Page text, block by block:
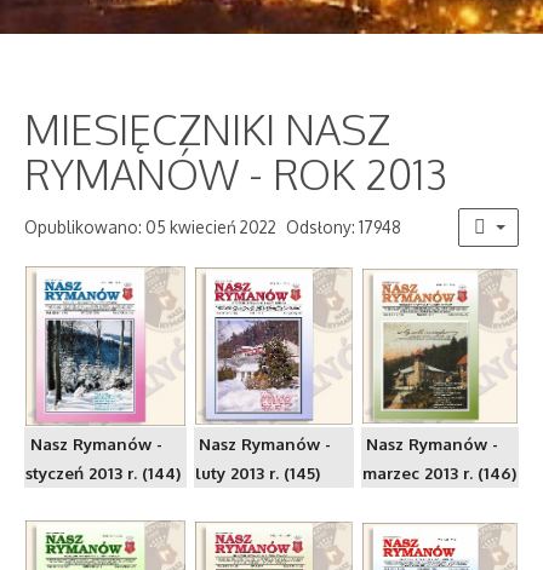
MIESIĘCZNIKI NASZ
RYMANÓW - ROK 2013
Opublikowano: 05 kwiecień 2022 Odsłony: 17948
Nasz Rymanów -
styczeń 2013 r. (144)
Nasz Rymanów -
luty 2013 r. (145)
Nasz Rymanów -
marzec 2013 r. (146)